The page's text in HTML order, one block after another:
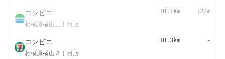
コンビニ
相模原横山三丁目店
10.1km 128m
コンビニ
相模原横山３丁目店
10.3km -